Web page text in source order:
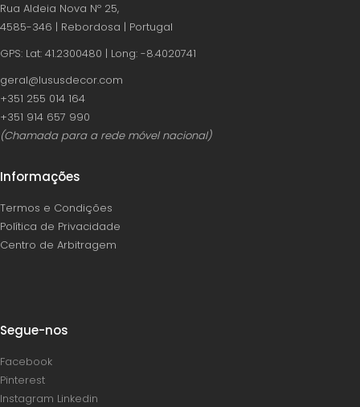
Rua Aldeia Nova Nº 25,
4585-346 | Rebordosa | Portugal
GPS: Lat: 41.2300480 | Long: -8.4020741
geral@lususdecor.com
‪+351 255 014 164‬
‪+351 914 657 990
(Chamada para a rede móvel nacional)
Informações
Termos e Condições
Política de Privacidade
Centro de Arbitragem
Segue-nos
Facebook
Pinterest
Instagram Linkedin